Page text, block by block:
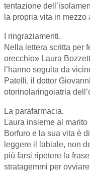
tentazione
la propria vita in mezzo
I ringraziamenti.
Nella lettera scritta per
orecchio» Laura
l’hanno seguita da
Patelli, il dottor
otorinolaringoiatria
La parafarmacia.
Laura insieme al
Borfuro e la sua vita è
leggere il labiale, non
più farsi ripetere la
stratagemmi per